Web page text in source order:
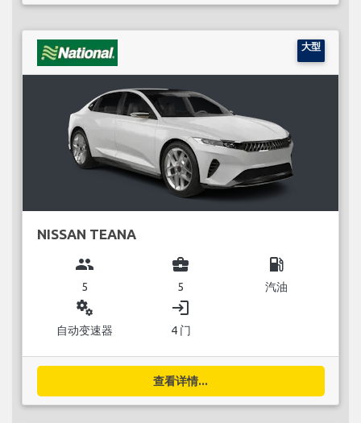
大型
NISSAN TEANA
group
5
business_center
5
local_gas_station
汽油
miscellaneous_services
自动变速器
login
4 门
查看详情...